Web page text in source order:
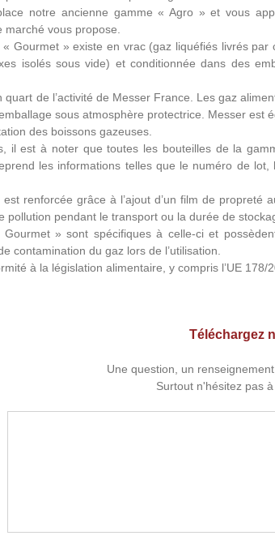
notre ancienne gamme « Agro » et vous
vous propose.
Gourmet » existe en vrac (gaz liquéfiés livrés par
isolés sous vide) et conditionnée dans des
quart de l’activité de Messer France. Les gaz
sous atmosphère protectrice. Messer est
des boissons gazeuses.
il est à noter que toutes les bouteilles de la
les informations telles que le numéro de
renforcée grâce à l’ajout d’un film de propreté
pollution pendant le transport ou la durée de
» sont spécifiques à celle-ci et
contamination du gaz lors de l’utilisation.
à la législation alimentaire, y compris l’UE 178/
Téléchargez
Une question, un
Surtout n'hésitez pas